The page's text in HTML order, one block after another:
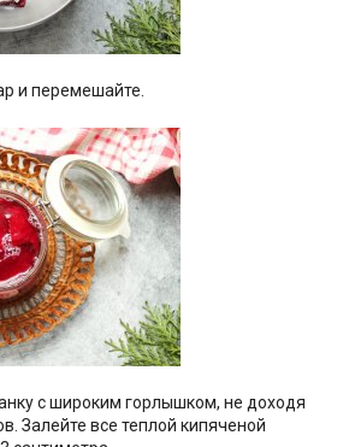
и перемешайте.
с широким горлышком, не доходя
Залейте все теплой кипяченой